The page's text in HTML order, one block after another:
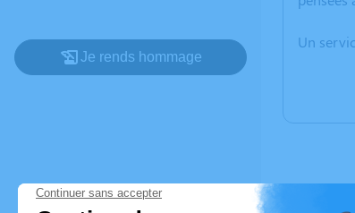
Je rends hommage
Un